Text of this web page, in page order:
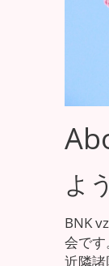
よ
BNK
会です
近隣